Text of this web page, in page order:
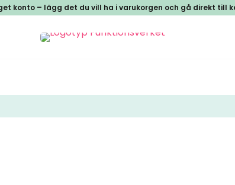
konto – lägg det du vill ha i varukorgen och gå direkt till